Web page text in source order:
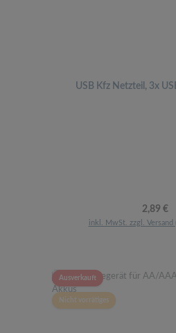
USB Kfz Netzteil, 3x
2,89 €
inkl. MwSt. zzgl. Versand
Ausverkauft
Nicht vorrätiges